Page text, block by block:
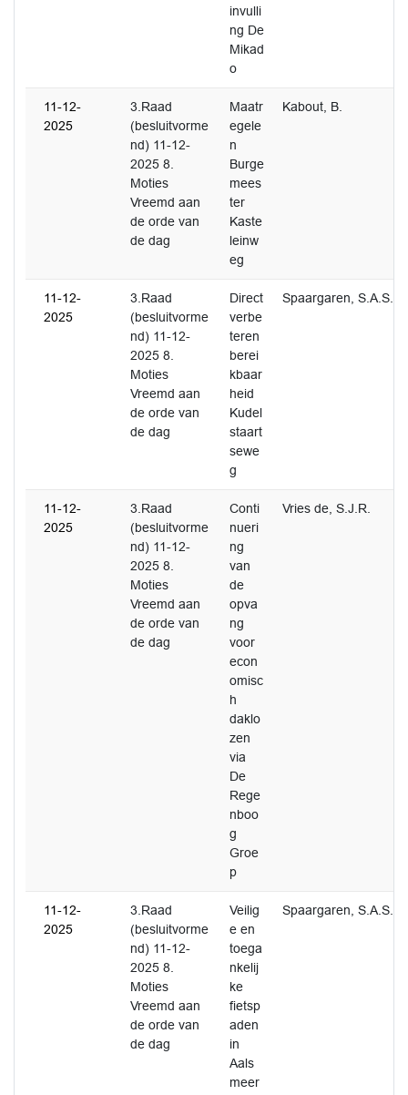
invulli
ng De
Mikad
o
11-12-
2025
3.Raad
(besluitvorme
nd) 11-12-
2025 8.
Moties
Vreemd aan
de orde van
de dag
Maatr
egele
n
Burge
mees
ter
Kaste
leinw
eg
Kabout, B.
11-12-
2025
3.Raad
(besluitvorme
nd) 11-12-
2025 8.
Moties
Vreemd aan
de orde van
de dag
Direct
verbe
teren
berei
kbaar
heid
Kudel
staart
sewe
g
Spaargaren, S.A.S.
11-12-
2025
3.Raad
(besluitvorme
nd) 11-12-
2025 8.
Moties
Vreemd aan
de orde van
de dag
Conti
nueri
ng
van
de
opva
ng
voor
econ
omisc
h
daklo
zen
via
De
Rege
nboo
g
Groe
p
Vries de, S.J.R.
11-12-
2025
3.Raad
(besluitvorme
nd) 11-12-
2025 8.
Moties
Vreemd aan
de orde van
de dag
Veilig
e en
toega
nkelij
ke
fietsp
aden
in
Aals
meer
Spaargaren, S.A.S.